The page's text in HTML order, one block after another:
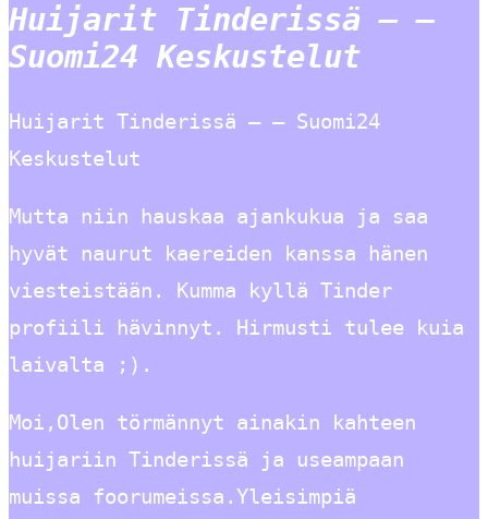
Huijarit Tinderissä – –
Suomi24 Keskustelut
Huijarit Tinderissä – – Suomi24
Keskustelut
Mutta niin hauskaa ajankukua ja saa
hyvät naurut kaereiden kanssa hänen
viesteistään. Kumma kyllä Tinder
profiili hävinnyt. Hirmusti tulee kuia
laivalta ;).
Moi,Olen törmännyt ainakin kahteen
huijariin Tinderissä ja useampaan
muissa foorumeissa.Yleisimpiä